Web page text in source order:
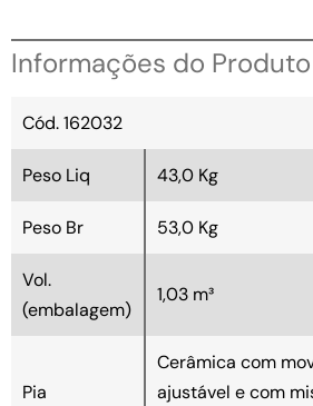
Informações do Produto
Cód. 162032
Peso Liq 43,0 Kg
Peso Br 53,0 Kg
Vol.
(embalagem)
1,03 m³
Pia
Cerâmica com
ajustável e com